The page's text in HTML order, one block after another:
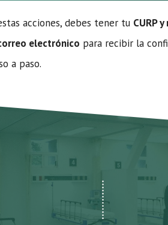
acciones, debes tener tu CURP
electrónico para recibir la
a paso.